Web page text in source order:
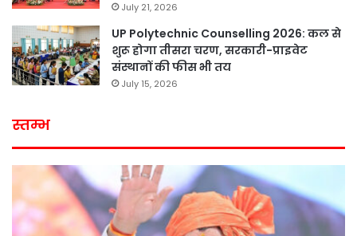
July 21, 2026
UP Polytechnic Counselling 2026: कल से
शुरू होगा तीसरा चरण, सरकारी-प्राइवेट
संस्थानों की फीस भी तय
July 15, 2026
स्तम्भ